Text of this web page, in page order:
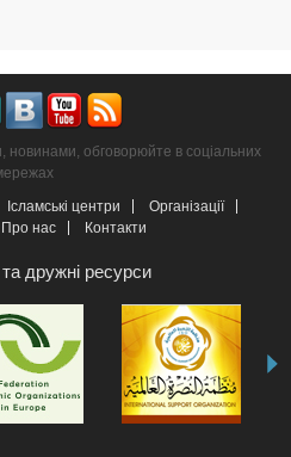
обговорюйте в соціальних
Ісламські центри
Організації
Про нас Контакти
дружні ресурси